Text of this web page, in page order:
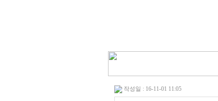
작성일 : 16-11-01 11:05